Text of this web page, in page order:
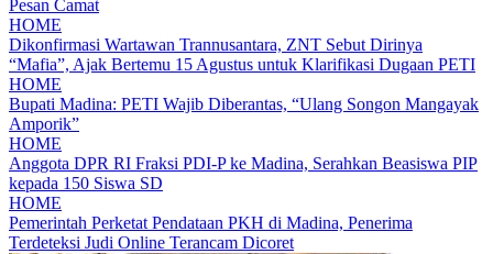
Pesan Camat
HOME
Dikonfirmasi Wartawan Trannusantara, ZNT Sebut Dirinya
“Mafia”, Ajak Bertemu 15 Agustus untuk Klarifikasi Dugaan PETI
HOME
Bupati Madina: PETI Wajib Diberantas, “Ulang Songon Mangayak
Amporik”
HOME
Anggota DPR RI Fraksi PDI-P ke Madina, Serahkan Beasiswa PIP
kepada 150 Siswa SD
HOME
Pemerintah Perketat Pendataan PKH di Madina, Penerima
Terdeteksi Judi Online Terancam Dicoret